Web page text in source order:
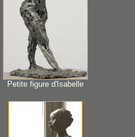
Petite figure d'Isabelle